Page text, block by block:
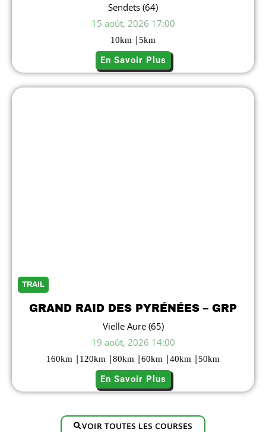
Sendets (64)
15 août, 2026 17:00
10km |5km
En Savoir Plus
TRAIL
GRAND RAID DES PYRÉNÉES – GRP
Vielle Aure (65)
19 août, 2026 14:00
160km | 120km |80km |60km |40km |50km
En Savoir Plus
VOIR TOUTES LES COURSES